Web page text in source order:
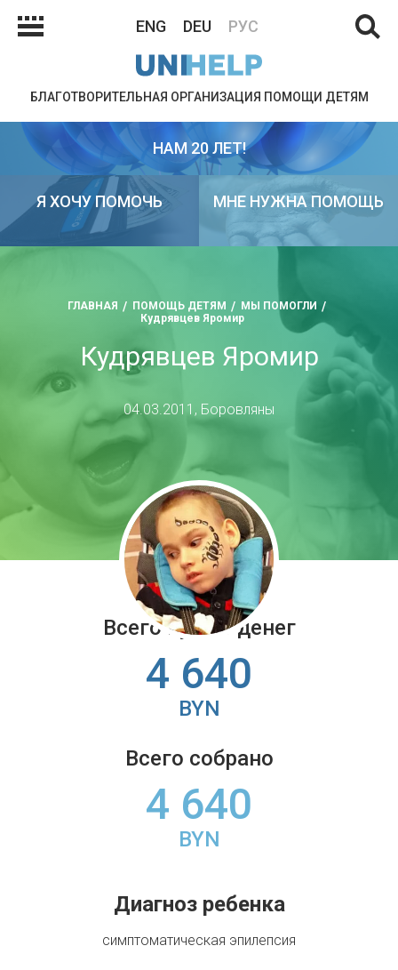
ENG DEU РУС
БЛАГОТВОРИТЕЛЬНАЯ ОРГАНИЗАЦИЯ ПОМОЩИ ДЕТЯМ
НАМ 20 ЛЕТ!
Я ХОЧУ ПОМОЧЬ МНЕ НУЖНА ПОМОЩЬ
ГЛАВНАЯ ПОМОЩЬ ДЕТЯМ
МЫ ПОМОГЛИ
Кудрявцев Яромир
Кудрявцев Яромир
04.03.2011, Боровляны
Всего нужно денег
4 640
BYN
Всего собрано
4 640
BYN
Диагноз ребенка
симптоматическая эпилепсия